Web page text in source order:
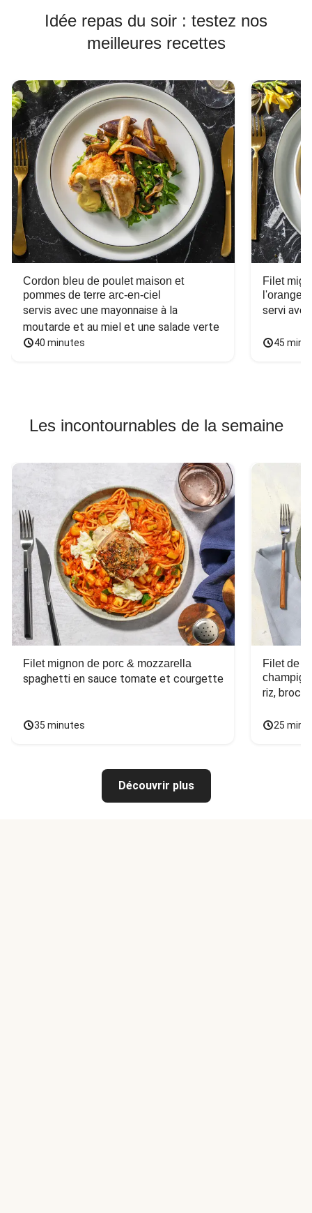
Idée repas du soir : testez nos
meilleures recettes
Cordon bleu de poulet maison et
pommes de terre arc-en-ciel
servis avec une mayonnaise à la
moutarde et au miel et une salade verte
40 minutes
Filet
l'orange
servi
45
Les incontournables de la semaine
Filet mignon de porc & mozzarella
spaghetti en sauce tomate et courgette
35 minutes
Filet de
riz,
25
Découvrir plus